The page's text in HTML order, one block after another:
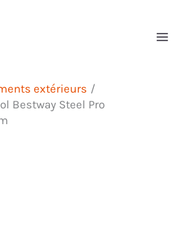
extérieurs
Bestway Steel Pro